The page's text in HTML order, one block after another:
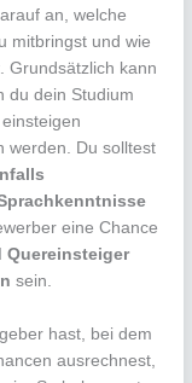
an, welche
mitbringst und wie
Grundsätzlich kann
du dein Studium
werden. Du solltest
eine Chance
Quereinsteiger
sein.
hast, bei dem
ausrechnest,